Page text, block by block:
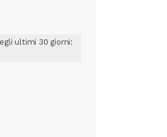
ultimi 30 giorni: